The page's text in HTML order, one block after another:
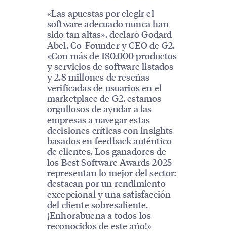
«Las apuestas por elegir el
software adecuado nunca han
sido tan altas», declaró Godard
Abel, Co-Founder y CEO de G2.
«Con más de 180.000 productos
y servicios de software listados
y 2,8 millones de reseñas
verificadas de usuarios en el
marketplace de G2, estamos
orgullosos de ayudar a las
empresas a navegar estas
decisiones críticas con insights
basados en feedback auténtico
de clientes. Los ganadores de
los Best Software Awards 2025
representan lo mejor del sector:
destacan por un rendimiento
excepcional y una satisfacción
del cliente sobresaliente.
¡Enhorabuena a todos los
reconocidos de este año!»